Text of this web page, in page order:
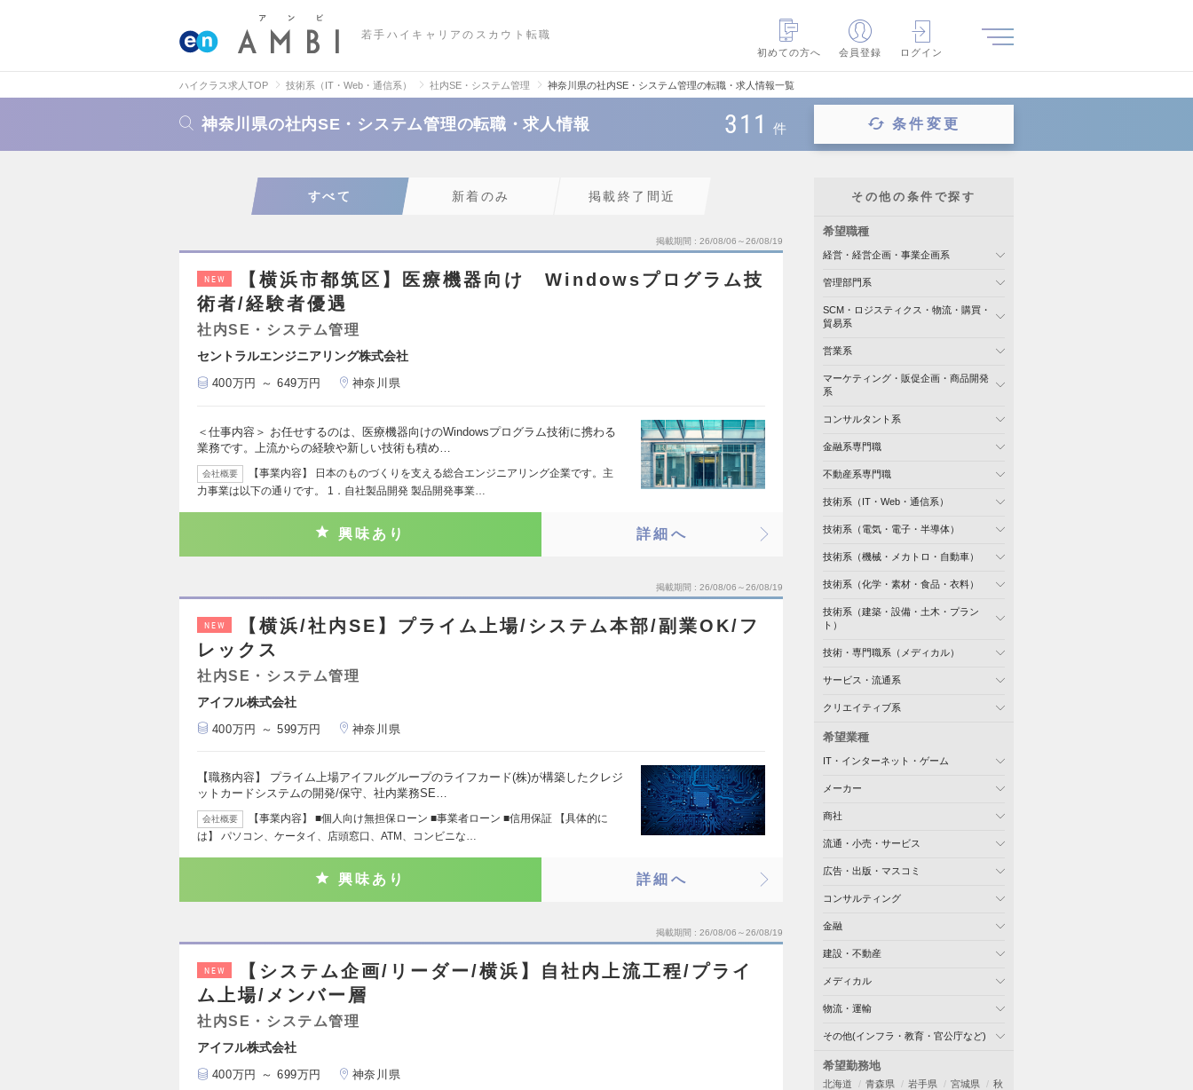
若手ハイキャリアのスカウト転職
初めての方へ
会員登録 ログイン
ハイクラス求人TOP 技術系（IT・Web・通信系） 社内SE・システム管理 神奈川県の社内SE・システム管理の転職・求人情報一覧
神奈川県の社内SE・システム管理の転職・求人情報 311 件 条件変更
すべて 新着のみ 掲載終了間近
掲載期間 26/08/06～26/08/19
NEW
【横浜市都筑区】医療機器向け Windowsプログラム技
術者/経験者優遇
社内SE・システム管理
セントラルエンジニアリング株式会社
400万円 ～ 649万円 神奈川県
＜仕事内容＞ お任せするのは、医療機器向けのWindowsプログラム技術に携わる
業務です。上流からの経験や新しい技術も積め…
会社概要
【事業内容】 日本のものづくりを支える総合エンジニアリング企業です。主
力事業は以下の通りです。 1．自社製品開発 製品開発事業…
興味あり 詳細へ
掲載期間 26/08/06～26/08/19
NEW
【横浜/社内SE】プライム上場/システム本部/副業OK/フ
レックス
社内SE・システム管理
アイフル株式会社
400万円 ～ 599万円 神奈川県
【職務内容】 プライム上場アイフルグループのライフカード(株)が構築したクレジ
ットカードシステムの開発/保守、社内業務SE…
会社概要
【事業内容】 ■個人向け無担保ローン ■事業者ローン ■信用保証 【具体的に
は】 パソコン、ケータイ、店頭窓口、ATM、コンビニな…
興味あり 詳細へ
掲載期間 26/08/06～26/08/19
NEW
【システム企画/リーダー/横浜】自社内上流工程/プライ
ム上場/メンバー層
社内SE・システム管理
アイフル株式会社
400万円 ～ 699万円 神奈川県
その他の条件で探す
希望職種
経営・経営企画・事業企画系
管理部門系
SCM・ロジスティクス・物流・購買・
貿易系
営業系
マーケティング・販促企画・商品開発
系
コンサルタント系
金融系専門職
不動産系専門職
技術系（IT・Web・通信系）
技術系（電気・電子・半導体）
技術系（機械・メカトロ・自動車）
技術系（化学・素材・食品・衣料）
技術系（建築・設備・土木・プラン
ト）
技術・専門職系（メディカル）
サービス・流通系
クリエイティブ系
希望業種
IT・インターネット・ゲーム
メーカー
商社
流通・小売・サービス
広告・出版・マスコミ
コンサルティング
金融
建設・不動産
メディカル
物流・運輸
その他(インフラ・教育・官公庁など)
希望勤務地
北海道 青森県 岩手県 宮城県
秋